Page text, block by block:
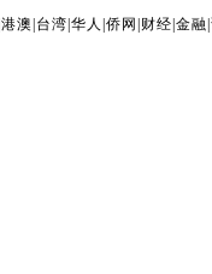
|港澳 台湾 |华人 |侨网 财经 |金融 |